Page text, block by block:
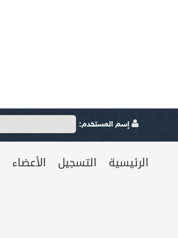
إسم المستخدم:
الرئيسية التسجيل الأعضاء